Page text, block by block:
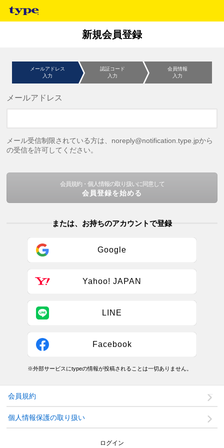
新規会員登録
メールアドレス
入力
認証コード
入力
会員情報
入力
メールアドレス
メール受信制限されている方は、noreply@notification.type.jpから
の受信を許可してください。
会員規約・個人情報の取り扱いに同意して
会員登録を始める
または、お持ちのアカウントで登録
Google
Yahoo! JAPAN
LINE
Facebook
※外部サービスにtypeの情報が投稿されることは一切ありません。
会員規約
個人情報保護の取り扱い
ログイン